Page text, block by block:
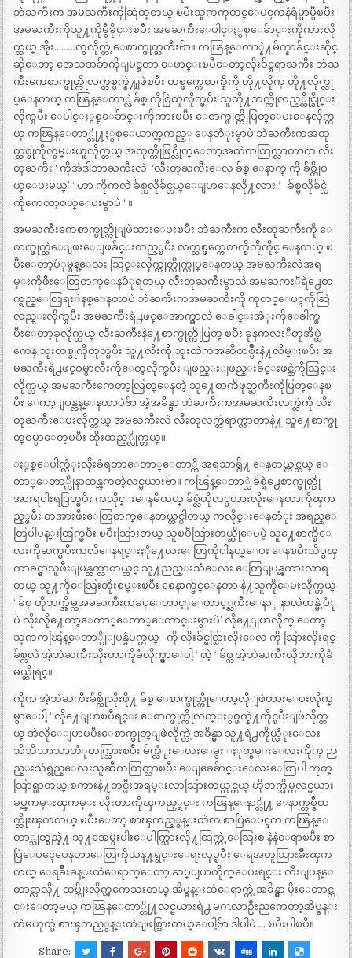
ဘဲႀကီးက အမႀကီးကိုဆြဲထူတယ္ ၿပီးသူကကုတင္ေပၚကနံရံမွာမွီၿပီး
အမႀကီးကိုသူ႔ကိုမွီခိုင္းၿပီး အမႀကီးေပါင္ႏွစ္ေခ်ာင္းကိုကားလို
က္တယ္ အိုး………လွလိုက္တဲ့ေစာက္ဖုတ္ႀကီးဗ်ာ။ ကၽြန္ေတာ္နဲ႔မ်က္နာခ်င္းဆိုင္
ဆိုေတာ့ အေသအခ်ာကိုျမင္ရတာ ေဖာင္းၿပီေတာ့လိုးခ်င္စရာႀကီး ဘဲႀ
ကီးကေစာက္ဖုတ္ကိုလက္တစ္ဖက္နဲ႔ျဖဲၿပီး တစ္ဖက္ကေစာက္စိကို တို႔လိုက္ တို႔လိုက္လု
ပ္ေနတယ္ ကၽြန္ေတာ္လဲ ခ်စ္ ကိုစြဲထူလိုက္ၿပီး သူတို႔ဘက္ကိုလည့္ထိုင္ခိုင္း
လိုက္ၿပီး ေပါင္ႏွစ္ေခ်ာင္းကိုကားၿပီး ေစာက္ဖုတ္ကိုပြတ္ေပးေနလိုက္တ
ယ္ ကၽြန္ေတာ္တို႔ႏွစ္ေယာက္ၾကည့္ ေနတံုးမွာပဲ ဘဲႀကီးကအထု
တ္တစ္ခုကိုလွမ္းယူလိုက္တယ္ အထုတ္ကိုဖြင္လိုက္ေတာ့အထဲကထြက္လာတာက လီး
တုႀကီး ‘ ကိုအဲဒါဘာႀကီးလဲ’ ‘လီးတုႀကီးေလ ခ်စ္ ေနာက္ ကို ခ်စ္ကိုဝ
ယ္ေပးမယ္’ ‘ ဟာ ကိုကလဲ ခ်စ္ကလိုခ်င္တယ္ေျပာေနလို႔လား ‘ ‘ ခ်စ္မလိုခ်င္လဲ
ကိုကေတာ့ဝယ္ေပးမွာပဲ ‘ ။
အမႀကီးကေစာက္ဖုတ္ကိုျဖဲထားေပးၿပီး ဘဲႀကီးက လီးတုႀကီးကို ေ
စာက္ဖုတ္ထဲေျဖးေျဖခ်င္းထည့္ၿပီး လက္တစ္ဖက္ကေစာက္စိကိုကိုင္ ေနတယ္ ၿ
ပီးေတာ့ပံုမွန္ေလး သြင္းလိုက္ထုတ္လိုက္လုပ္ေနတယ္ အမႀကီးလဲအရ
မ္းကိုဖီးေတြတက္ေနပံုရတယ္ လီးတုႀကီးမွာလဲ အမႀကးီရဲ႕ေစာ
က္ရည္ေတြရႊဲနစ္ေနတာပဲ ဘဲႀကီးကအမႀကီးကို ကုတင္ေပၚကိုဆြဲ
လည္းလိုက္ၿပီး အမႀကီးရဲ႕ဖင္ေအာက္မွာလဲ ေခါင္းအံုးကိုေခါက္ၿ
ပီးေတာ့ခုလိုက္တယ္ လီးႀကီးနဲ႔ေစာက္ဖုတ္ကိုပြတ္ ၿပီး ခုနကလးီတုအိပ္ထဲ
ကေန ဘူးတစ္ခုကိုတုတ္ၿပီး သူ႔လီးကို ဘူးထဲကအဆီတစ္မ်ိဳးနဲ႔လိမ္းၿပီး အ
မႀကီးရဲ႕ဖင္ဝမွာလီးကိုေတ့လိုက္ၿပီး ျဖည္းျဖည္းခ်င္းဖင္ထဲကိုသြင္း
လိုက္တယ္ အမႀကီးကေတာ့လြတ္ေနတဲ့ သူ႔ေစာကိဖုတ္ႀကီးကိုပြတ္ေနၿ
ပီး ေကာ့ျပန္လန္ေနတာပဲဗ်ာ အဲ့အခ်ိန္မွာ ဘဲႀကီးကအမႀကီးလက္ထဲကို လီး
တုႀကီးေပးလိုက္တယ္ အမႀကီးလဲ လီးတုလက္ထဲရာက္လာတာနဲ႔ သူ႔ေစာက္ဖု
တ္ဝမွာေတ့ၿပီး ထိုးထည့္လိုက္တယ္။
ႏွစ္ေပါက္လံုးလိုးခံရတာေတာ္ေတာ္ကိုအရသာရွိ႔ ေနတယ္ထင္တယ္ ေ
တာ္ေတာ္ကိုနာထန္ၾကတဲ့လင္မယားဗ်ာ။ ကၽြန္ေတာ္လဲ ခ်စ္ရဲ႕ေစာက္ဖုတ္ကို
အားရပါးရပြတ္ၿပီး ကလိုင္းေနမိတယ္ ခ်စ္လဲဟိုလင္မယားလိုးေနတာကိုၾက
ည့္ၿပီး တအားဖီးေတြတက္ေနတယ္ထင္ပါတယ္ ကလိုင္းေနတံုး အရည္ေ
တြပါပန္းထြက္ၿပီး ၿပီးသြားတယ္ သူၿပီသြားတယ္ဆိုေပမဲ့ သူ႔ေစာက္စိေ
လးကိုဆက္ၿပီးကလိေနရင္းႏို႔ေလးေတြကိုပါနယ္ေပး ေနၿပီးသိပ္မၾ
ကာခင္မွာသူဖီးျပန္တက္လာတယ္ထင္ သူ႔ညည္းသံေလး ေတြျပန္ၾကားလာရ
တယ္ သူ႔ကိုေသြးတိုးစမ္းၿပီး စေနာက္ခ်င္ေနတာ နဲ႔သူကိုေမးလိုက္တယ္
‘ ခ်စ္ ဟိုဘက္အိမ္ကအမႀကီးကခပ္ေတာင့္ေတာင့္ႀကီးေနာ္ နာလဲထန္မဲ့ပံု
ပဲ လိုးလို႔ေတာ့ေတာ္ေတာ္ေကာင္းမွားပဲ’ လို႔ေျပာလိုက္ ေတာ့
သူကကၽြန္ေတာ္ကိုျပန္ခံပက္တယ္ ‘ ကို လိုးခ်င္ရင္သြားလိုးေလ ကို သြားလိုးရင္
ခ်စ္ကလဲ အဲ့ဘဲႀကီးလိုးတာကိုခံလိုက္မွာေပါ့ ‘ တဲ့ ‘ ခ်စ္က အဲ့ဘဲႀကီးလိုတာကိုခံ
မယ္ဆိုရင္။
ကိုက အဲ့ဘဲႀကီးခ်စ္ကိုလိုးဖို႔ ခ်စ္ ေစာက္ဖုတ္ကိုေဟာ့လိုျဖဲထားေပးလိုက္
မွာေပါ့ ‘ လို႔ေျပာၿပီရင္း ေစာက္ဖုတ္ကိုလက္ႏွစ္ဖက္နဲ႔ကိုင္ၿပီးျဖဲလိုက္တ
ယ္ အဲလိုေျပာၿပီးေစာက္ဖုတ္ျဖဲလိုက္တဲ့အခ်ိန္မွာ သူ႔ရဲ႕ကိုယ္လံုးေလး
သိသိသာသာတံုတက္သြားၿပီး မ်က္လံုးေလးေမွး ႏုတ္ခမ္းေလးကိုက္ ည
ည္းသံရွည္ေလးသူဆီကထြက္လာၿပီး ေျခေခ်ာင္းေလးေတြပါ ကုတ္
သြာရွာတယ္ စကားနဲ႔တင္ဖီးအရမ္းလာသြားတယ္ထင္တယ္ ဟိုဘက္အိမ္ကလင္မယား
ခပ္ၾကမ္းၾကမ္း လိုးတာကိုၾကည့္ရင္း ကၽြန္ေနာ္တို႔ ေနာက္တစ္ခ်ီထ
က္လိုးၾကတယ္ ၿပီးေတာ့ စာၾကည့္ခန္းထဲက စာပြဲေပၚက ကၽြန္ေ
တာ္သုတ္ရည္နဲ႔ သူ႔အေမွးပါးေပါက္သြားလို႔ထြက္တဲ့ေသြးစ နဲနဲေရာၿပီး စာ
ပြဲေပၚေပေနတာေတြကိုသန္႔ရွင္းေရးလုပ္ၿပီး ေရအတူသြားခ်ိဳးၾက
တယ္ ေရခ်ိဳးခန္းထဲေရာက္ေတာ့ ဆပ္ျပာတိုက္ေပးရင္း လီးျပန္ေ
တာင္လာလို႔ ထပ္လိုးလိုက္ၾကေသးတယ္ အိပ္ခန္းထဲေရာက္တဲ့အခ်ိန္မွာ မိုးေတာင္လ
င္းေတာ့မယ္ ကၽြန္ေတာ္တို႔လင္မယားရဲ႕ မဂၤလာဦးညကေတာ့အိပ္ခန္း
ထဲမဟုတ္ပဲ စာၾကည့္ခန္းထဲျဖစ္သြားတယ္ေပါ့ဗ်ာ ဒါပါပဲ … ၿပီးပါၿပီ။
Share: